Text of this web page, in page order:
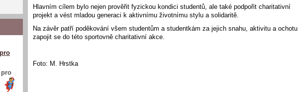
Hlavním cílem bylo nejen prověřit fyzickou kondici studentů, ale také podpořit charitativní
projekt a vést mladou generaci k aktivnímu životnímu stylu a solidaritě.
Na závěr patří poděkování všem studentům a studentkám za jejich snahu, aktivitu a ochotu
zapojit se do této sportovně charitativní akce.
Foto: M. Hrstka